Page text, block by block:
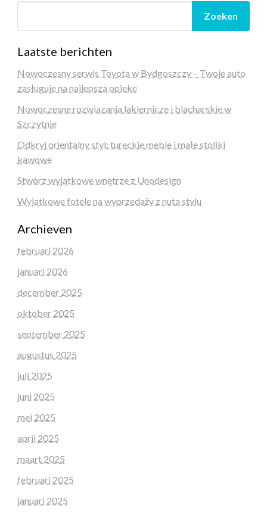
Zoeken
Laatste berichten
Nowoczesny serwis Toyota w Bydgoszczy – Twoje auto
zasługuje na najlepszą opiekę
Nowoczesne rozwiązania lakiernicze i blacharskie w
Szczytnie
Odkryj orientalny styl: tureckie meble i małe stoliki
kawowe
Stwórz wyjątkowe wnętrze z Unodesign
Wyjątkowe fotele na wyprzedaży z nutą stylu
Archieven
februari 2026
januari 2026
december 2025
oktober 2025
september 2025
augustus 2025
juli 2025
juni 2025
mei 2025
april 2025
maart 2025
februari 2025
januari 2025